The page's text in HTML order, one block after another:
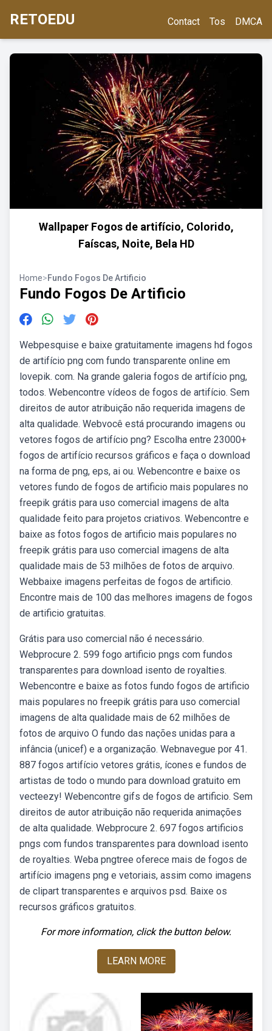
RETOEDU Contact Tos DMCA
Wallpaper Fogos de artifício, Colorido,
Faíscas, Noite, Bela HD
Home>Fundo Fogos De Artificio
Fundo Fogos De Artificio
Webpesquise e baixe gratuitamente imagens hd fogos
de artifício png com fundo transparente online em
lovepik. com. Na grande galeria fogos de artifício png,
todos. Webencontre vídeos de fogos de artifício. Sem
direitos de autor atribuição não requerida imagens de
alta qualidade. Webvocê está procurando imagens ou
vetores fogos de artifício png? Escolha entre 23000+
fogos de artifício recursos gráficos e faça o download
na forma de png, eps, ai ou. Webencontre e baixe os
vetores fundo de fogos de artificio mais populares no
freepik grátis para uso comercial imagens de alta
qualidade feito para projetos criativos. Webencontre e
baixe as fotos fogos de artificio mais populares no
freepik grátis para uso comercial imagens de alta
qualidade mais de 53 milhões de fotos de arquivo.
Webbaixe imagens perfeitas de fogos de artificio.
Encontre mais de 100 das melhores imagens de fogos
de artificio gratuitas.
Grátis para uso comercial não é necessário.
Webprocure 2. 599 fogo artificio pngs com fundos
transparentes para download isento de royalties.
Webencontre e baixe as fotos fundo fogos de artificio
mais populares no freepik grátis para uso comercial
imagens de alta qualidade mais de 62 milhões de
fotos de arquivo O fundo das nações unidas para a
infância (unicef) e a organização. Webnavegue por 41.
887 fogos artifício vetores grátis, ícones e fundos de
artistas de todo o mundo para download gratuito em
vecteezy! Webencontre gifs de fogos de artificio. Sem
direitos de autor atribuição não requerida animações
de alta qualidade. Webprocure 2. 697 fogos artificios
pngs com fundos transparentes para download isento
de royalties. Weba pngtree oferece mais de fogos de
artifício imagens png e vetoriais, assim como imagens
de clipart transparentes e arquivos psd. Baixe os
recursos gráficos gratuitos.
For more information, click the button below.
LEARN MORE